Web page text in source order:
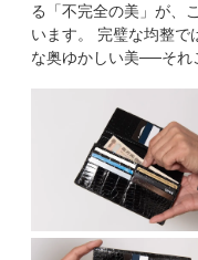
る「不完全の美」が、
います。 完璧な均整で
な奥ゆかしい美──それ